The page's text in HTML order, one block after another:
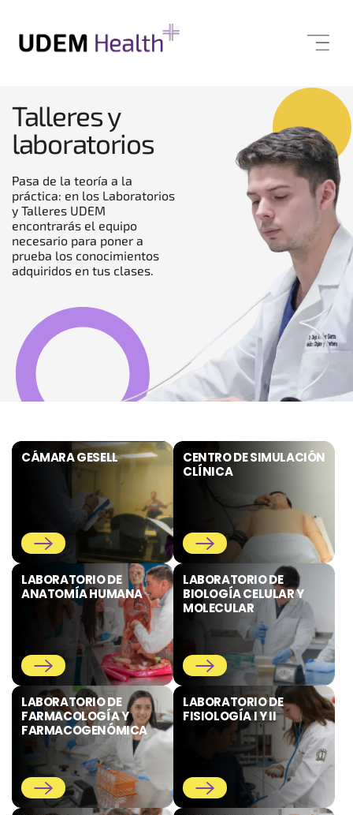
Talleres y
laboratorios
Pasa de la teoría a la
práctica: en los Laboratorios
y Talleres UDEM
encontrarás el equipo
necesario para poner a
prueba los conocimientos
adquiridos en tus clases.
CÁMARA GESELL
CENTRO DE SIMULACIÓN
CLÍNICA
LABORATORIO DE
ANATOMÍA HUMANA
LABORATORIO DE
BIOLOGÍA CELULAR Y
MOLECULAR
LABORATORIO DE
FARMACOLOGÍA Y
FARMACOGENÓMICA
LABORATORIO DE
FISIOLOGÍA I Y II